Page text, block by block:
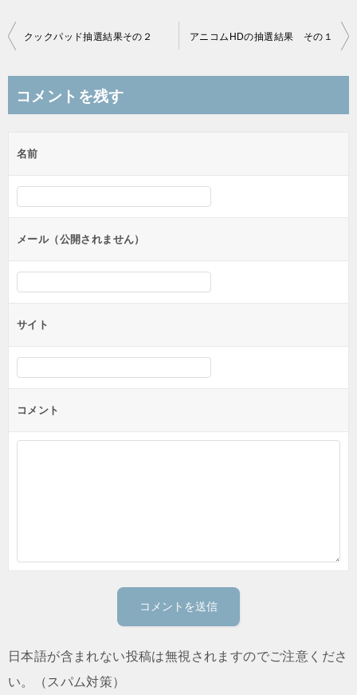
投
ビ
ー
シ
ン
クックパッド抽選結果その２ アニコムHDの抽選結果 その１
コメントを残す
名前
メール（公開されません）
サイト
コメント
日本語が含まれない投稿は無視されますのでご注意くださ
い。（スパム対策）